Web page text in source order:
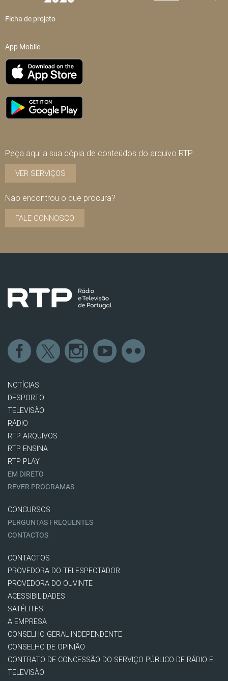
Ficha de projeto
App Mobile
Peça aqui a sua cópia de conteúdos do arquivo RTP
VER SERVIÇOS
Não encontrou o que procura?
FALE CONNOSCO
NOTÍCIAS
DESPORTO
TELEVISÃO
RÁDIO
RTP ARQUIVOS
RTP ENSINA
RTP PLAY
EM DIRETO
REVER PROGRAMAS
CONCURSOS
PERGUNTAS FREQUENTES
CONTACTOS
CONTACTOS
PROVEDORA DO TELESPECTADOR
PROVEDORA DO OUVINTE
ACESSIBILIDADES
SATÉLITES
A EMPRESA
CONSELHO GERAL INDEPENDENTE
CONSELHO DE OPINIÃO
CONTRATO DE CONCESSÃO DO SERVIÇO PÚBLICO DE RÁDIO E
TELEVISÃO